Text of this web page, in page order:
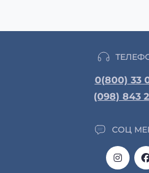
0(800) 33
(098) 843
СОЦ